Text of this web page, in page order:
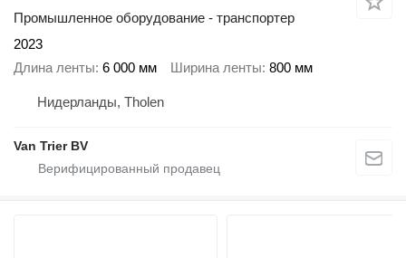
Промышленное оборудование - транспортер
2023
Длина ленты 6 000 мм Ширина ленты 800 мм
Нидерланды, Tholen
Van Trier BV